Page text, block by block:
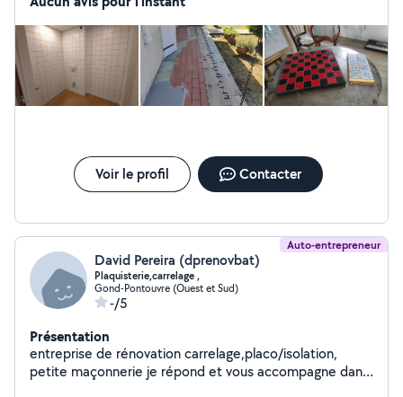
Voir le profil Contacter
Auto-entrepreneur
David Pereira (dprenovbat)
Plaquisterie,carrelage ,
Gond-Pontouvre (Ouest et Sud)
-/5
Présentation
entreprise de rénovation carrelage,placo/isolation,
petite maçonnerie je répond et vous accompagne dans